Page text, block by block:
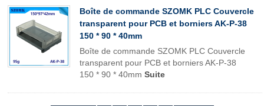
Boîte de commande SZOMK PLC Couvercle
transparent pour PCB et borniers AK-P-38
150 * 90 * 40mm
Boîte de commande SZOMK PLC Couvercle
transparent pour PCB et borniers AK-P-38
150 * 90 * 40mm Suite